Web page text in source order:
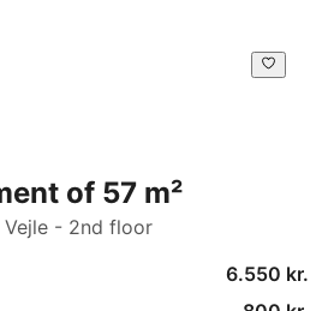
of 57 m²
Vejle - 2nd floor
6.550 kr.